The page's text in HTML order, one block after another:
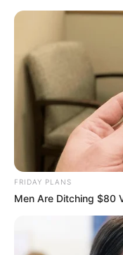
FRIDAY PLANS
Men Are Ditching $80